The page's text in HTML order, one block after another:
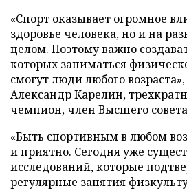
«Спорт оказывает огромное
здоровье человека, но и на
целом. Поэтому важно
которых заниматься
смогут люди любого возраста»,
Александр Карелин,
чемпион, член Высшего
«Быть спортивным в любом
и приятно. Сегодня уже
исследований, которые
регулярные занятия